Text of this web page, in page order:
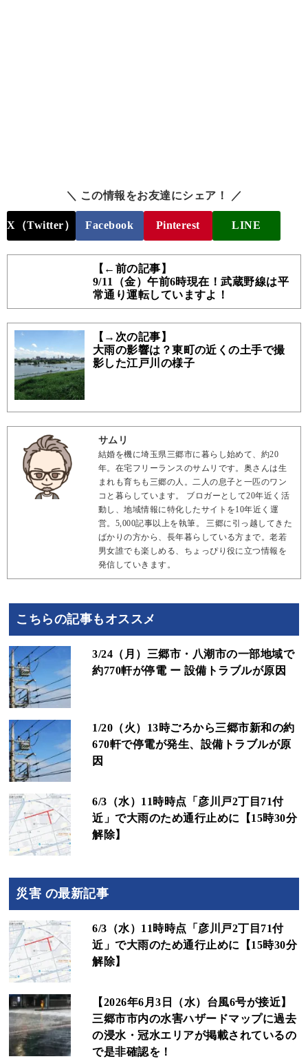
＼ この情報をお友達にシェア！ ／
X（Twitter） Facebook Pinterest LINE
【←前の記事】
9/11（金）午前6時現在！武蔵野線は平
常通り運転していますよ！
【→次の記事】
大雨の影響は？東町の近くの土手で撮
影した江戸川の様子
サムリ
結婚を機に埼玉県三郷市に暮らし始めて、約20
年。在宅フリーランスのサムリです。奥さんは生
まれも育ちも三郷の人。二人の息子と一匹のワン
コと暮らしています。 ブロガーとして20年近く活
動し、地域情報に特化したサイトを10年近く運
営。5,000記事以上を執筆。 三郷に引っ越してきた
ばかりの方から、長年暮らしている方まで。老若
男女誰でも楽しめる、ちょっぴり役に立つ情報を
発信していきます。
こちらの記事もオススメ
3/24（月）三郷市・八潮市の一部地域で
約770軒が停電 ー 設備トラブルが原因
1/20（火）13時ごろから三郷市新和の約
670軒で停電が発生、設備トラブルが原
因
6/3（水）11時時点「彦川戸2丁目71付
近」で大雨のため通行止めに【15時30分
解除】
災害 の最新記事
6/3（水）11時時点「彦川戸2丁目71付
近」で大雨のため通行止めに【15時30分
解除】
【2026年6月3日（水）台風6号が接近】
三郷市市内の水害ハザードマップに過去
の浸水・冠水エリアが掲載されているの
で是非確認を！